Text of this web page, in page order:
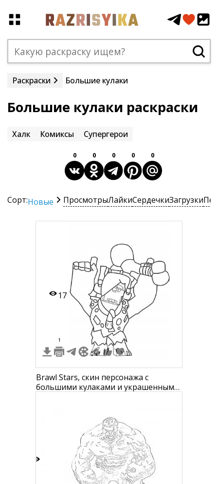
Раскраски Большие кулаки
Большие кулаки раскраски
Халк Комиксы Супергерои
0 0 0 0 0
Сорт:Новые ПросмотрыЛайкиСердечкиЗагрузки
17
1
Brawl Stars, скин персонажа с
большими кулаками и украшенным